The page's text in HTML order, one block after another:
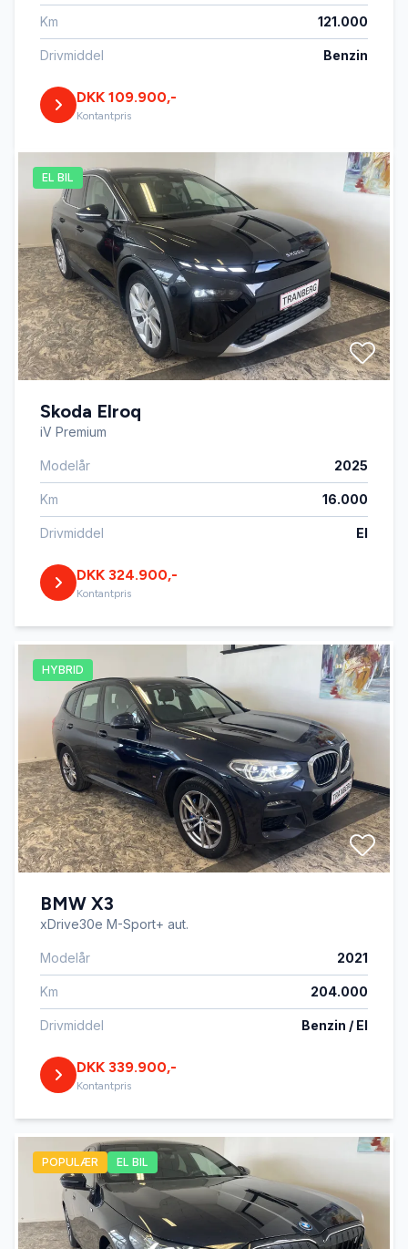
Km 121.000
Drivmiddel Benzin
DKK 109.900,-
Kontantpris
EL BIL
Skoda Elroq
iV Premium
Modelår 2025
Km 16.000
Drivmiddel El
DKK 324.900,-
Kontantpris
HYBRID
BMW X3
xDrive30e M-Sport+ aut.
Modelår 2021
Km 204.000
Drivmiddel Benzin / El
DKK 339.900,-
Kontantpris
POPULÆR EL BIL